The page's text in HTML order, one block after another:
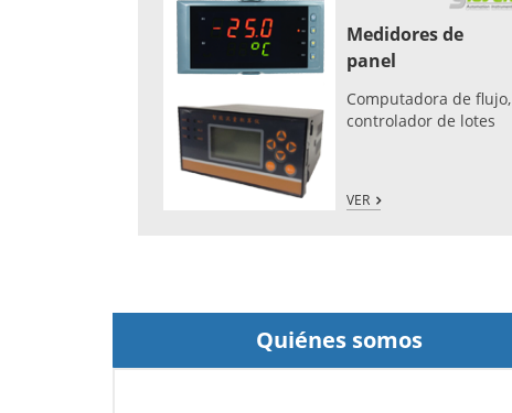
Medidores de
panel
Computadora de flujo,
controlador de lotes
VER
Quiénes somos